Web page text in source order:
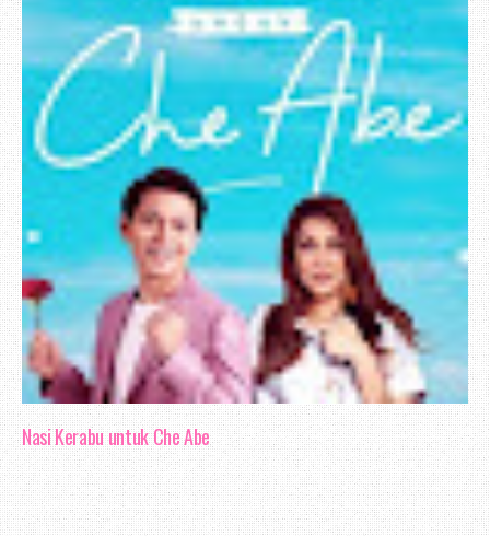
Nasi Kerabu untuk Che Abe